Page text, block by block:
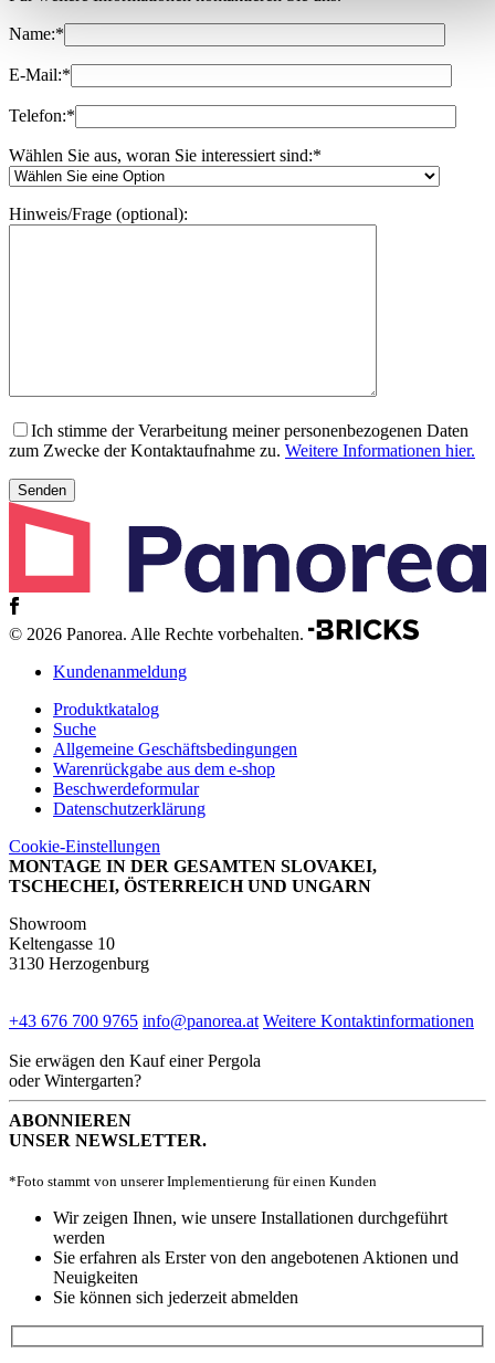
Name:*
E-Mail:*
Telefon:*
Wählen Sie aus, woran Sie interessiert sind:*
Hinweis/Frage (optional):
Ich stimme der Verarbeitung meiner personenbezogenen Daten
zum Zwecke der Kontaktaufnahme zu. Weitere Informationen hier.
© 2026 Panorea. Alle Rechte vorbehalten.
Kundenanmeldung
Produktkatalog
Suche
Allgemeine Geschäftsbedingungen
Warenrückgabe aus dem e-shop
Beschwerdeformular
Datenschutzerklärung
Cookie-Einstellungen
MONTAGE IN DER GESAMTEN SLOVAKEI,
TSCHECHEI, ÖSTERREICH UND UNGARN
Showroom
Keltengasse 10
3130 Herzogenburg
+43 676 700 9765 info@panorea.at Weitere Kontaktinformationen
Sie erwägen den Kauf einer Pergola
oder Wintergarten?
ABONNIEREN
UNSER NEWSLETTER.
*Foto stammt von unserer Implementierung für einen Kunden
Wir zeigen Ihnen, wie unsere Installationen durchgeführt
werden
Sie erfahren als Erster von den angebotenen Aktionen und
Neuigkeiten
Sie können sich jederzeit abmelden